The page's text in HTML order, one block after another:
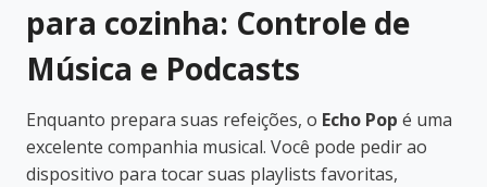
para cozinha: Controle de
Música e Podcasts
Enquanto prepara suas refeições, o Echo Pop é uma
excelente companhia musical. Você pode pedir ao
dispositivo para tocar suas playlists favoritas,